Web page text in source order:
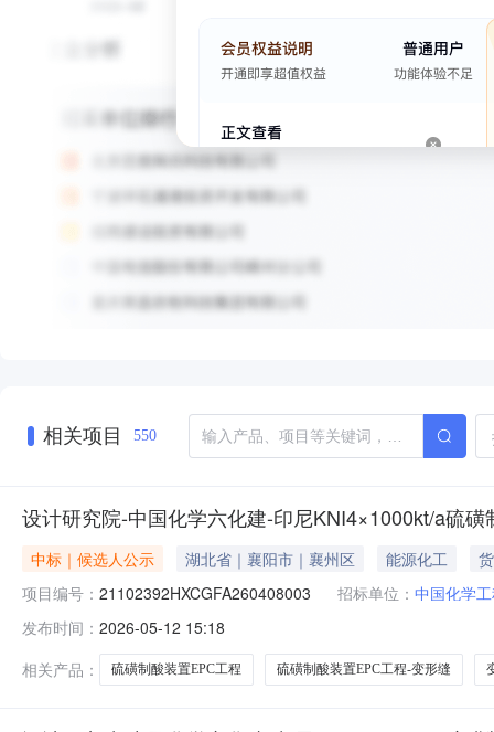
相关项目 550
设计研究院-中国化学六化建-印尼KNI4×1000kt/a硫
中标｜候选人公示 湖北省｜襄阳市｜襄州区 能源化工
项目编号： 21102392HXCGFA260408003 招标单位： 中国化学
发布时间： 2026-05-12 15:18
相关产品：
硫磺制酸装置EPC工程 硫磺制酸装置EPC工程-变形缝